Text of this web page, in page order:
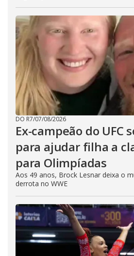
DO R7/07/08/2026
Ex-campeão do UFC
para ajudar filha a
para Olimpíadas
Aos 49 anos, Brock Lesnar deixa o
derrota no WWE